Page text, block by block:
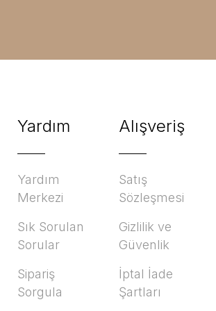
Yardım
Yardım
Merkezi
Sık Sorulan
Sorular
Sipariş
Sorgula
Alışveriş
Satış
Sözleşmesi
Gizlilik ve
Güvenlik
İptal İade
Şartları